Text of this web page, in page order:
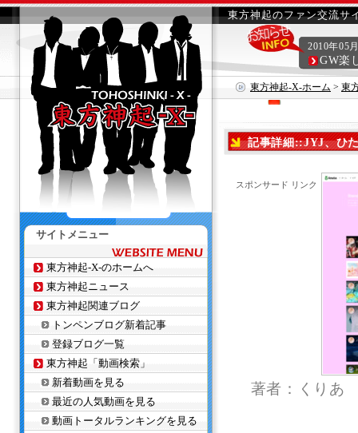
東方神起のファン交流サ
東方神起-X-ホーム > 東
2010年05
GW楽
記事詳細::JYJ、ひ
スポンサード リンク
著者：くりあ
サイトメニュー
東方神起-X-のホームへ
東方神起ニュース
東方神起関連ブログ
トンペンブログ新着記事
登録ブログ一覧
東方神起「動画検索」
新着動画を見る
最近の人気動画を見る
動画トータルランキングを見る